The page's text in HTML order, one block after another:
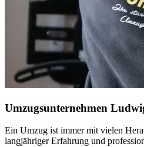
Umzugsunternehmen
Ein Umzug ist immer mit vielen
langjähriger Erfahrung und